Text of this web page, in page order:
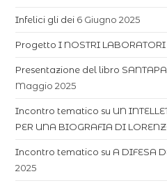
Infelici gli dei 6 Giugno 2025
Progetto I NOSTRI LABORATORI
Presentazione del libro
Maggio 2025
Incontro tematico su UN
PER UNA BIOGRAFIA DI
Incontro tematico su A DIFESA
2025